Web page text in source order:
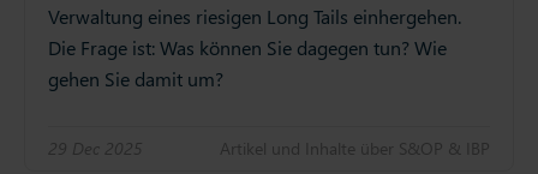
Verwaltung eines riesigen Long Tails einhergehen.
Die Frage ist: Was können Sie dagegen tun? Wie
gehen Sie damit um?
29 Dec 2025 Artikel und Inhalte über S&OP & IBP